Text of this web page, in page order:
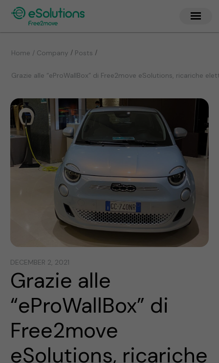
Home / Company / Posts /
Grazie alle “eProWallBox” di Free2move eSolutions, ricariche
DECEMBER 2, 2021
Grazie alle
“eProWallBox” di
Free2move
eSolutions, ricariche